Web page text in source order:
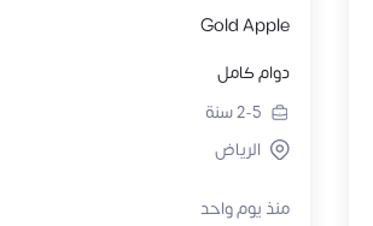
Gold Apple
دوام كامل
2-5سنة
الرياض
منذ يوم واحد